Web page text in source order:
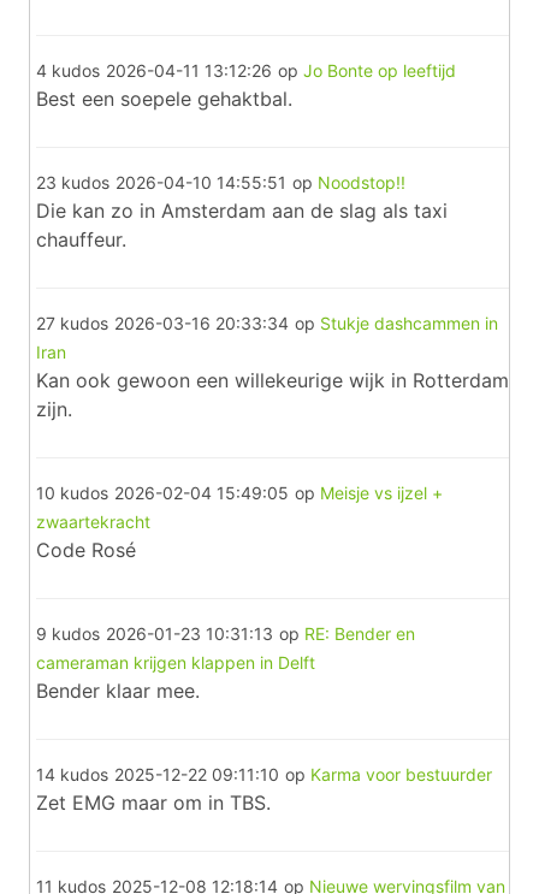
4 kudos 2026-04-11 13:12:26 op Jo Bonte op leeftijd
Best een soepele gehaktbal.
23 kudos 2026-04-10 14:55:51 op Noodstop!!
Die kan zo in Amsterdam aan de slag als taxi
chauffeur.
27 kudos 2026-03-16 20:33:34 op Stukje dashcammen in
Iran
Kan ook gewoon een willekeurige wijk in Rotterdam
zijn.
10 kudos 2026-02-04 15:49:05 op Meisje vs ijzel +
zwaartekracht
Code Rosé
9 kudos 2026-01-23 10:31:13 op RE: Bender en
cameraman krijgen klappen in Delft
Bender klaar mee.
14 kudos 2025-12-22 09:11:10 op Karma voor bestuurder
Zet EMG maar om in TBS.
11 kudos 2025-12-08 12:18:14 op Nieuwe wervingsfilm van